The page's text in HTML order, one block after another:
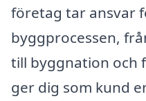
företag tar ansvar
byggprocessen,
till byggnation och
ger dig som kund